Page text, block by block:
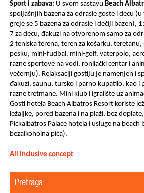
Sport i zabava: U svom sastavu Beach
spoljašnjih bazena za odrasle goste i decu
greje se 5 bazena za odrasle i dečiji bazen),
7 za decu, đakuzi na otvorenom samo za
2 teniska terena, teren za košarku,
pesku, mini-fudbal, mini-golf, vaterpolo,
razne sportove na vodi, ronilački centar i
večernju). Relaksaciji gostiju je namenjen i
đakuzi, saunu, tursko i parno kupatilo, kao i
razne tretmane. Mini klub i igralište uz
Gosti hotela Beach Albatros Resort koriste
ležaljke, pored bazena i na plaži, bez
Pickalbatros Palace hotela i usluge na beach
bezalkoholna pića).
All inclusive concept
Pretraga